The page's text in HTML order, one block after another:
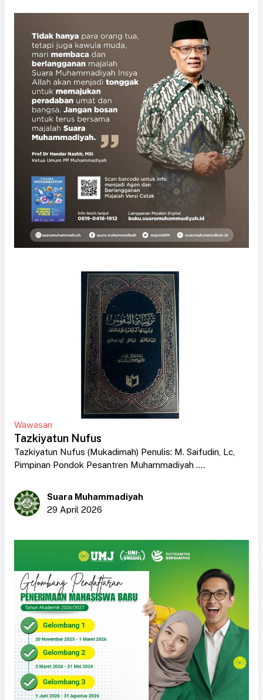
Wawasan
Tazkiyatun Nufus
Tazkiyatun Nufus (Mukadimah) Penulis: M. Saifudin, Lc,
Pimpinan Pondok Pesantren Muhammadiyah ....
Suara Muhammadiyah
29 April 2026